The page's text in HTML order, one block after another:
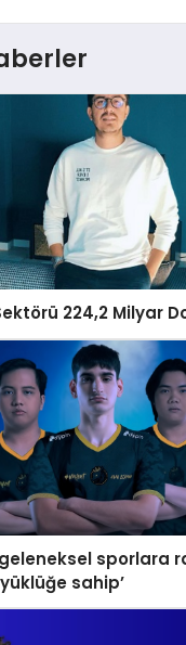
224,2 Milyar
geleneksel sporlara
sahip’